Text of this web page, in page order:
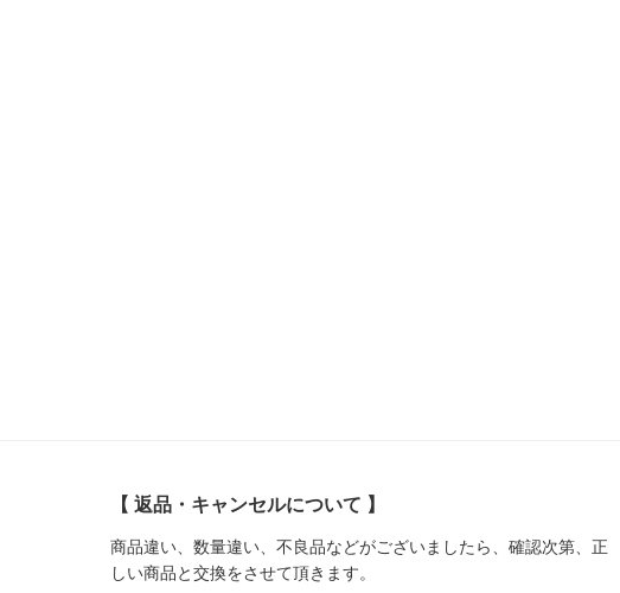
【 返品・キャンセルについて 】
商品違い、数量違い、不良品などがございましたら、確認次第、正
しい商品と交換をさせて頂きます。